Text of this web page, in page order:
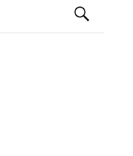
Suchen